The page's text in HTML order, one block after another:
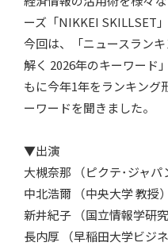
ーズ「NIKKEI SKILLSET」
今回は、「ニュースラン
解く 2026年のキーワード
もに今年1年をランキング
ーワードを聞きました。
▼出演
大槻奈那 （ピクテ･ジャパ
中北浩爾 （中央大学 教授）
新井紀子 （国立情報学研究
長内厚 （早稲田大学ビジ